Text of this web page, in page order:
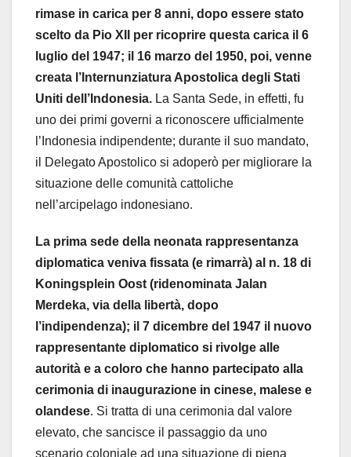
rimase in carica per 8 anni, dopo essere stato
scelto da Pio XII per ricoprire questa carica il 6
luglio del 1947; il 16 marzo del 1950, poi, venne
creata l’Internunziatura Apostolica degli Stati
Uniti dell’Indonesia. La Santa Sede, in effetti, fu
uno dei primi governi a riconoscere ufficialmente
l’Indonesia indipendente; durante il suo mandato,
il Delegato Apostolico si adoperò per migliorare la
situazione delle comunità cattoliche
nell’arcipelago indonesiano.
La prima sede della neonata rappresentanza
diplomatica veniva fissata (e rimarrà) al n. 18 di
Koningsplein Oost (ridenominata Jalan
Merdeka, via della libertà, dopo
l’indipendenza); il 7 dicembre del 1947 il nuovo
rappresentante diplomatico si rivolge alle
autorità e a coloro che hanno partecipato alla
cerimonia di inaugurazione in cinese, malese e
olandese. Si tratta di una cerimonia dal valore
elevato, che sancisce il passaggio da uno
scenario coloniale ad una situazione di piena